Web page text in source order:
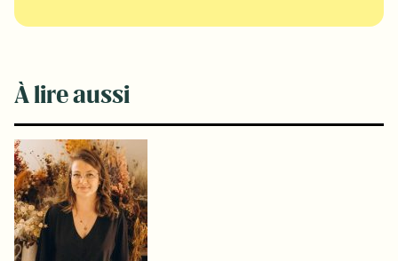
À lire aussi